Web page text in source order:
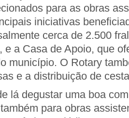
para as obras
iniciativas
cerca de 2.500
e a Casa de Apoio, que
município. O Rotary
e a distribuição de
lá degustar uma boa
para obras